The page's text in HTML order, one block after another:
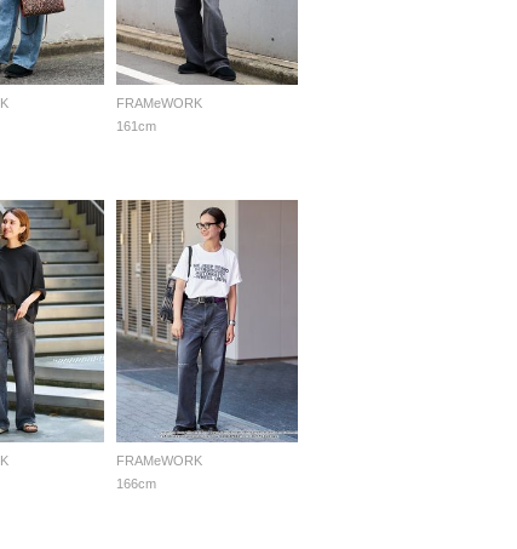
FRAMeWORK
161cm
FRAMeWORK
166cm